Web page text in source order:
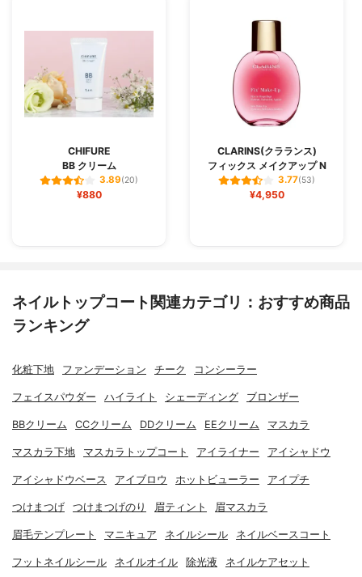
CHIFURE
BB クリーム
3.89(20)
¥880
CLARINS(クラランス)
フィックス メイクアップ N
3.77(53)
¥4,950
ネイルトップコート関連カテゴリ：おすすめ商品
ランキング
化粧下地 ファンデーション チーク コンシーラー
フェイスパウダー ハイライト シェーディング ブロンザー
BBクリーム CCクリーム DDクリーム EEクリーム マスカラ
マスカラ下地 マスカラトップコート アイライナー アイシャドウ
アイシャドウベース アイブロウ ホットビューラー アイプチ
つけまつげ つけまつげのり 眉ティント 眉マスカラ
眉毛テンプレート マニキュア ネイルシール ネイルベースコート
フットネイルシール ネイルオイル 除光液 ネイルケアセット